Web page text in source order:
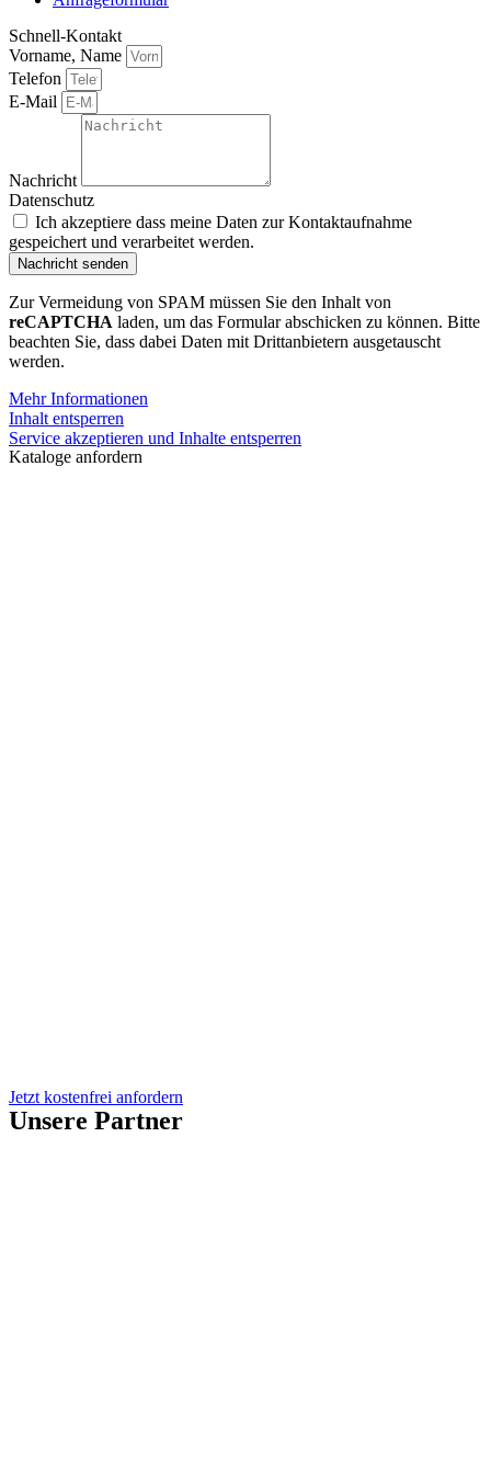
Schnell-Kontakt
Vorname, Name
Telefon
E-Mail
Nachricht
Datenschutz
Ich akzeptiere dass meine Daten zur Kontaktaufnahme
gespeichert und verarbeitet werden.
Nachricht senden
Zur Vermeidung von SPAM müssen Sie den Inhalt von
reCAPTCHA laden, um das Formular abschicken zu können. Bitte
beachten Sie, dass dabei Daten mit Drittanbietern ausgetauscht
werden.
Mehr Informationen
Inhalt entsperren
Service akzeptieren und Inhalte entsperren
Kataloge anfordern
Jetzt kostenfrei anfordern
Unsere Partner